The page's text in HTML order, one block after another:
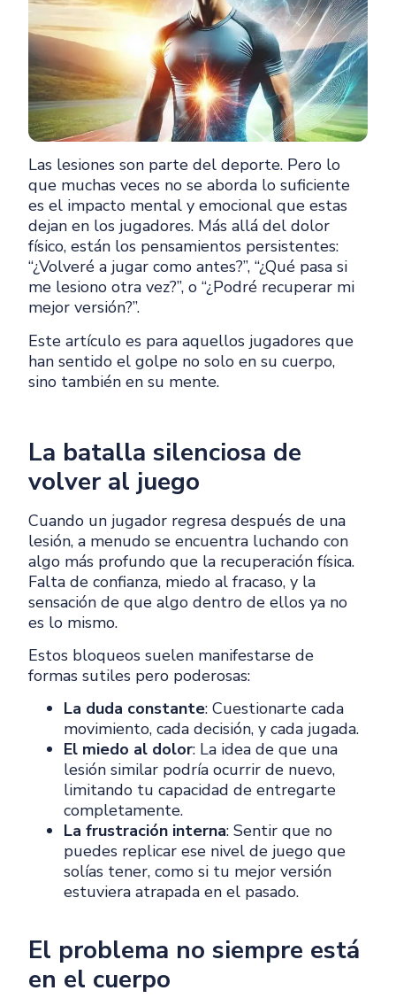
Las lesiones son parte del deporte. Pero lo
que muchas veces no se aborda lo suficiente
es el impacto mental y emocional que estas
dejan en los jugadores. Más allá del dolor
físico, están los pensamientos persistentes:
“¿Volveré a jugar como antes?”, “¿Qué pasa si
me lesiono otra vez?”, o “¿Podré recuperar mi
mejor versión?”.
Este artículo es para aquellos jugadores que
han sentido el golpe no solo en su cuerpo,
sino también en su mente.
La batalla silenciosa de
volver al juego
Cuando un jugador regresa después de una
lesión, a menudo se encuentra luchando con
algo más profundo que la recuperación física.
Falta de confianza, miedo al fracaso, y la
sensación de que algo dentro de ellos ya no
es lo mismo.
Estos bloqueos suelen manifestarse de
formas sutiles pero poderosas:
La duda constante: Cuestionarte cada
movimiento, cada decisión, y cada jugada.
El miedo al dolor: La idea de que una
lesión similar podría ocurrir de nuevo,
limitando tu capacidad de entregarte
completamente.
La frustración interna: Sentir que no
puedes replicar ese nivel de juego que
solías tener, como si tu mejor versión
estuviera atrapada en el pasado.
El problema no siempre está
en el cuerpo